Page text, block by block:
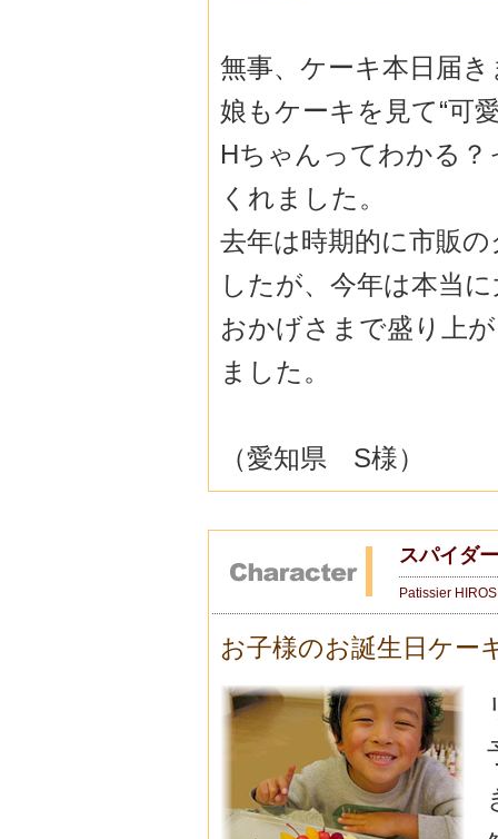
無事、ケーキ本日届
娘もケーキを見て“可
Hちゃんってわかる？
くれました。
去年は時期的に市販
したが、今年は本当
おかげさまで盛り上
ました。
（愛知県 S様）
スパイダ
Patissier
お子様のお誕生日ケー